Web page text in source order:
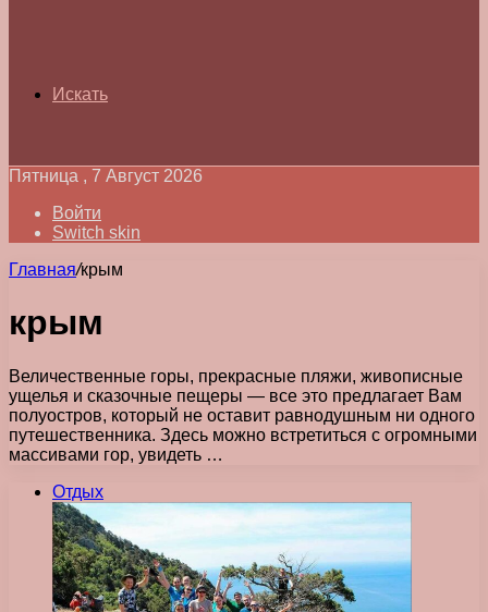
Искать
Пятница , 7 Август 2026
Войти
Switch skin
Главная/крым
крым
Величественные горы, прекрасные пляжи, живописные
ущелья и сказочные пещеры — все это предлагает Вам
полуостров, который не оставит равнодушным ни одного
путешественника. Здесь можно встретиться с огромными
массивами гор, увидеть …
Отдых